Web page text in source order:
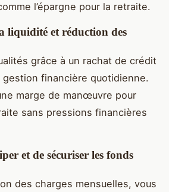
l’épargne pour la retraite.
liquidité et réduction des
grâce à un rachat de crédit
gestion financière quotidienne.
marge de manœuvre pour
sans pressions financières
et de sécuriser les fonds
des charges mensuelles, vous